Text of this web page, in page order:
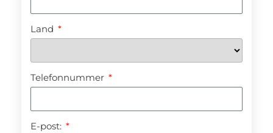
Land
Telefonnummer
E-post: